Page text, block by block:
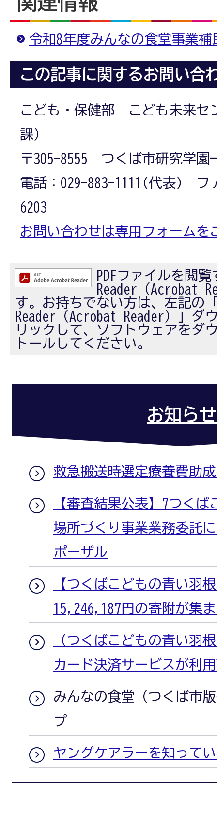
令和8年度みんなの食堂事業補
この記事に関するお問い合
こども・保健部 こども未来セ
課）
〒305-8555 つくば市研究学園
電話：029-883-1111(代表) フ
6203
お問い合わせは専用フォームを
PDFファイルを閲
Reader（Acrobat
す。お持ちでない方は、左記の
Reader（Acrobat Reader）」ダ
リックして、ソフトウェアをダ
トールしてください。
お知らせ
救急搬送時選定療養費助
【審査結果公表】7つく
場所づくり事業業務委託
ポーザル
【つくばこどもの青い羽
15,246,187円の寄附が集
（つくばこどもの青い羽
カード決済サービスが利
みんなの食堂（つくば市
プ
ヤングケアラーを知って